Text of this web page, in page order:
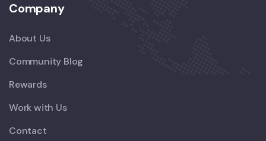
Company
About Us
Community Blog
Rewards
Work with Us
Contact